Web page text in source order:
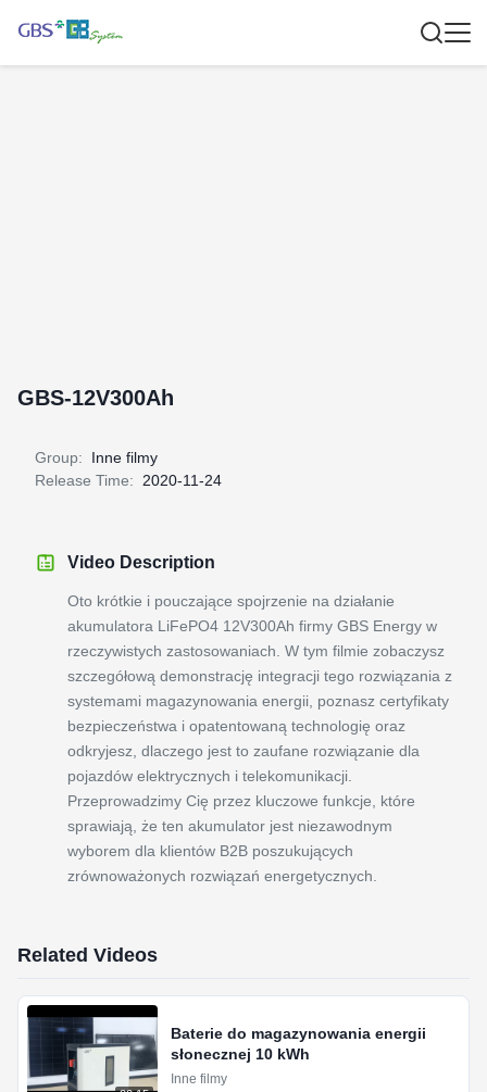
GBS-12V300Ah
Group:
Inne filmy
Release Time:
2020-11-24
Video Description
Oto krótkie i pouczające spojrzenie na działanie
akumulatora LiFePO4 12V300Ah firmy GBS Energy w
rzeczywistych zastosowaniach. W tym filmie zobaczysz
szczegółową demonstrację integracji tego rozwiązania z
systemami magazynowania energii, poznasz certyfikaty
bezpieczeństwa i opatentowaną technologię oraz
odkryjesz, dlaczego jest to zaufane rozwiązanie dla
pojazdów elektrycznych i telekomunikacji.
Przeprowadzimy Cię przez kluczowe funkcje, które
sprawiają, że ten akumulator jest niezawodnym
wyborem dla klientów B2B poszukujących
zrównoważonych rozwiązań energetycznych.
Related Videos
Baterie do magazynowania energii
słonecznej 10 kWh
Inne filmy